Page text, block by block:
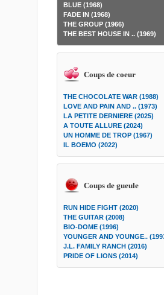
BLUE (1968)
FADE IN (1968)
THE GROUP (1966)
THE BEST HOUSE IN .. (1969)
Coups de coeur
THE CHOCOLATE WAR (1988)
LOVE AND PAIN AND .. (1973)
LA PETITE DERNIERE (2025)
A TOUTE ALLURE (2024)
UN HOMME DE TROP (1967)
IL BOEMO (2022)
Coups de gueule
RUN HIDE FIGHT (2020)
THE GUITAR (2008)
BIO-DOME (1996)
YOUNGER AND YOUNGE..
J.L. FAMILY RANCH (2016)
PRIDE OF LIONS (2014)